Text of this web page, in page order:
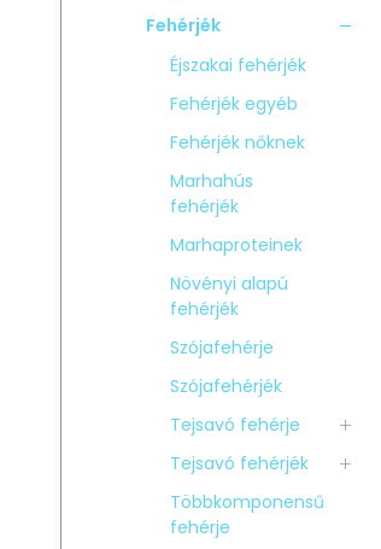
Fehérjék
Éjszakai fehérjék
Fehérjék egyéb
Fehérjék nőknek
Marhahús
fehérjék
Marhaproteinek
Növényi alapú
fehérjék
Szójafehérje
Szójafehérjék
Tejsavó fehérje
Tejsavó fehérjék
Többkomponensű
fehérje